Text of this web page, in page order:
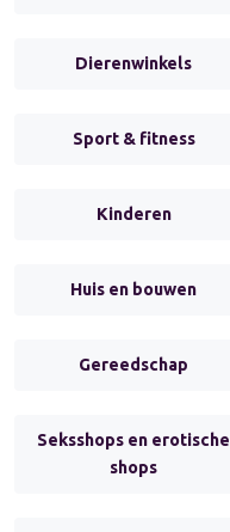
Dierenwinkels
Sport & fitness
Kinderen
Huis en bouwen
Gereedschap
Seksshops en erotische
shops